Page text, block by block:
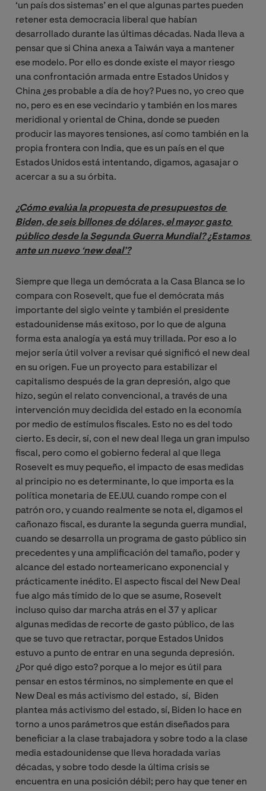
‘un país dos sistemas’ en el que algunas partes pueden
retener esta democracia liberal que habían
desarrollado durante las últimas décadas. Nada lleva a
pensar que si China anexa a Taiwán vaya a mantener
ese modelo. Por ello es donde existe el mayor riesgo
una confrontación armada entre Estados Unidos y
China ¿es probable a día de hoy? Pues no, yo creo que
no, pero es en ese vecindario y también en los mares
meridional y oriental de China, donde se pueden
producir las mayores tensiones, así como también en la
propia frontera con India, que es un país en el que
Estados Unidos está intentando, digamos, agasajar o
acercar a su a su órbita.
¿Cómo evalúa la propuesta de presupuestos de
Biden, de seis billones de dólares, el mayor gasto
público desde la Segunda Guerra Mundial? ¿Estamos
ante un nuevo ‘new deal’?
Siempre que llega un demócrata a la Casa Blanca se lo
compara con Rosevelt, que fue el demócrata más
importante del siglo veinte y también el presidente
estadounidense más exitoso, por lo que de alguna
forma esta analogía ya está muy trillada. Por eso a lo
mejor sería útil volver a revisar qué significó el new deal
en su origen. Fue un proyecto para estabilizar el
capitalismo después de la gran depresión, algo que
hizo, según el relato convencional, a través de una
intervención muy decidida del estado en la economía
por medio de estímulos fiscales. Esto no es del todo
cierto. Es decir, sí, con el new deal llega un gran impulso
fiscal, pero como el gobierno federal al que llega
Rosevelt es muy pequeño, el impacto de esas medidas
al principio no es determinante, lo que importa es la
política monetaria de EE.UU. cuando rompe con el
patrón oro, y cuando realmente se nota el, digamos el
cañonazo fiscal, es durante la segunda guerra mundial,
cuando se desarrolla un programa de gasto público sin
precedentes y una amplificación del tamaño, poder y
alcance del estado norteamericano exponencial y
prácticamente inédito. El aspecto fiscal del New Deal
fue algo más tímido de lo que se asume, Rosevelt
incluso quiso dar marcha atrás en el 37 y aplicar
algunas medidas de recorte de gasto público, de las
que se tuvo que retractar, porque Estados Unidos
estuvo a punto de entrar en una segunda depresión.
¿Por qué digo esto? porque a lo mejor es útil para
pensar en estos términos, no simplemente en que el
New Deal es más activismo del estado, sí, Biden
plantea más activismo del estado, sí, Biden lo hace en
torno a unos parámetros que están diseñados para
beneficiar a la clase trabajadora y sobre todo a la clase
media estadounidense que lleva horadada varias
décadas, y sobre todo desde la última crisis se
encuentra en una posición débil; pero hay que tener en